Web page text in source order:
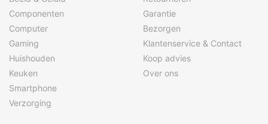
Componenten
Computer
Gaming
Huishouden
Keuken
Smartphone
Verzorging
Garantie
Bezorgen
Klantenservice & Contact
Koop advies
Over ons